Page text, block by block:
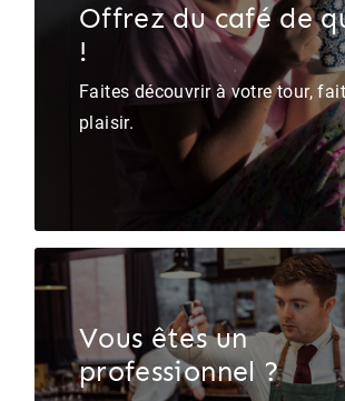
Offrez du café de
!
Faites découvrir à votre tour,
plaisir.
Vous êtes un
professionnel ?